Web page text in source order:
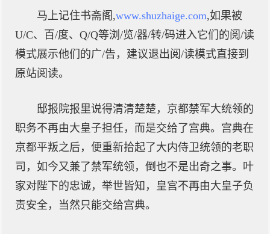
马上记住书斋阁,www.shuzhaige.com,如果被
U/C、百/度、Q/Q等浏/览/器/转/码进入它们的阅/读
模式展示他们的广/告，建议退出阅/读模式直接到
原站阅读。
邸报院报里说得清清楚楚，京都禁军大统领的
职务不再由大皇子担任，而是交给了宫典。宫典在
京都平叛之后，便重新拾起了大内侍卫统领的老职
司，如今又兼了禁军统领，倒也不是出奇之事。叶
家对陛下的忠诚，举世皆知，皇宫不再由大皇子负
责安全，当然只能交给宫典。